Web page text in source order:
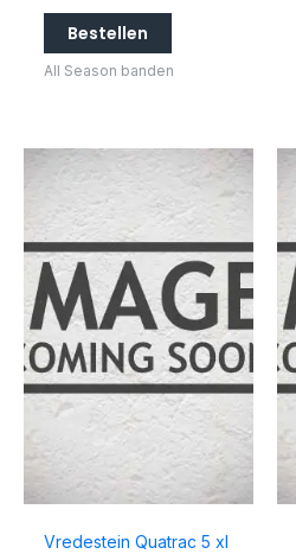
Bestellen
All Season banden
Vredestein Quatrac 5 xl